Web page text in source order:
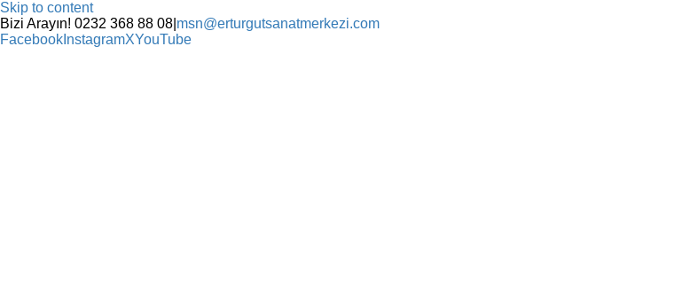
Skip to content
Bizi Arayın! 0232 368 88 08 msn@erturgutsanatmerkezi.com
Facebook InstagramXYouTube